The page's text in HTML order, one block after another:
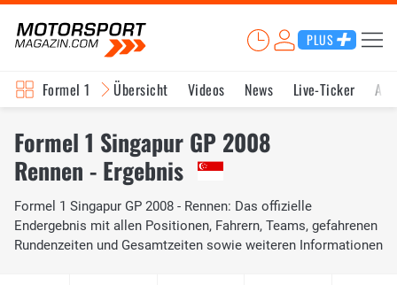
PLUS
Formel 1 Übersicht Videos News Live-Ticker
Formel 1 Singapur GP 2008
Rennen - Ergebnis
Formel 1 Singapur GP 2008 - Rennen: Das offizielle
Endergebnis mit allen Positionen, Fahrern, Teams, gefahrenen
Rundenzeiten und Gesamtzeiten sowie weiteren Informationen